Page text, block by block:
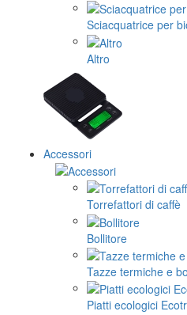
Sciacquatrice per
Altro
Accessori
Torrefattori di caffè
Bollitore
Tazze termiche e
Piatti ecologici